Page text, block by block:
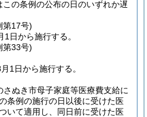
この条例の公布の日のいずれか遅
第17号)
日から施行する。
第33号)
1日から施行する。
さぬき市母子家庭等医療費支給に
条例の施行の日以後に受けた医
いて適用し、同日前に受けた医